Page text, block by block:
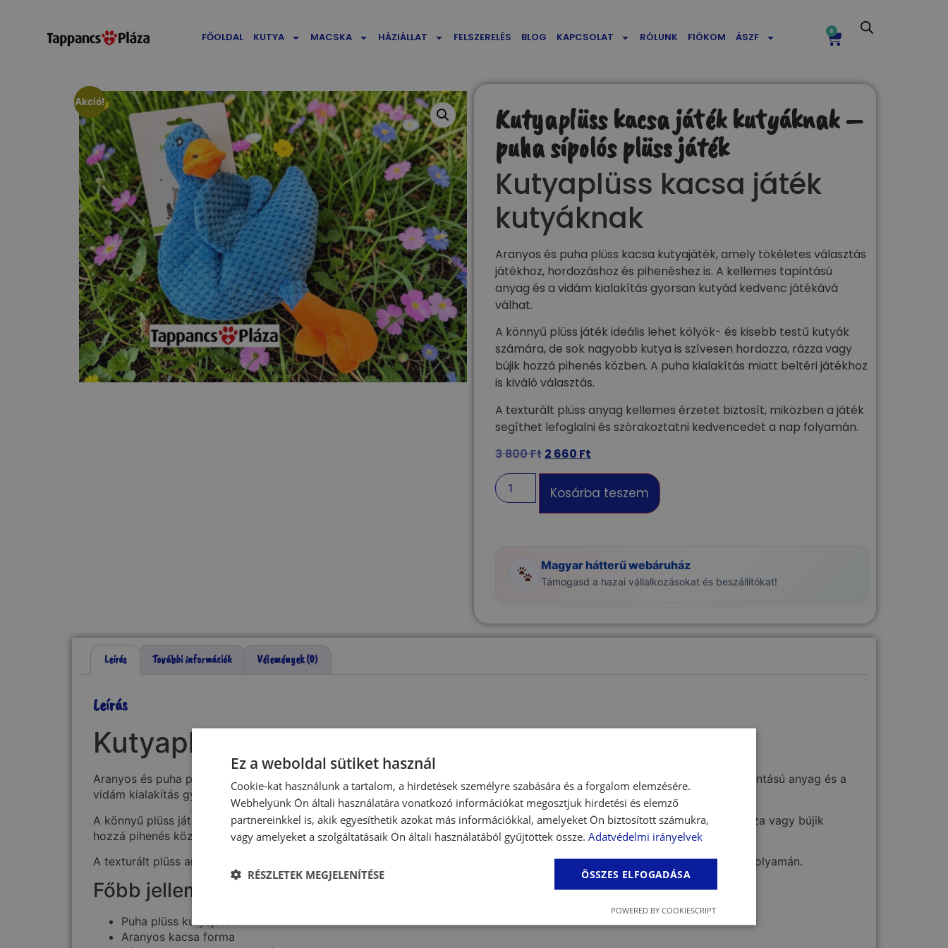
FŐOLDAL KUTYA MACSKA HÁZIÁLLAT FELSZERELÉS BLOG KAPCSOLAT RÓLUNK FIÓKOM ÁSZF 0
Akció!
Kutyaplüss kacsa játék kutyáknak –
puha sípolós plüss játék
Kutyaplüss kacsa játék
kutyáknak
Aranyos és puha plüss kacsa kutyajáték, amely tökéletes választás
játékhoz, hordozáshoz és pihenéshez is. A kellemes tapintású
anyag és a vidám kialakítás gyorsan kutyád kedvenc játékává
válhat.
A könnyű plüss játék ideális lehet kölyök- és kisebb testű kutyák
számára, de sok nagyobb kutya is szívesen hordozza, rázza vagy
bújik hozzá pihenés közben. A puha kialakítás miatt beltéri játékhoz
is kiváló választás.
A texturált plüss anyag kellemes érzetet biztosít, miközben a játék
segíthet lefoglalni és szórakoztatni kedvencedet a nap folyamán.
3 800Ft 2 660 Ft
Kosárba teszem
Magyar hátterű webáruház
Támogasd a hazai vállalkozásokat és beszállítókat!
Leírás További információk Vélemények (0)
Leírás
Kutyaplüss kacsa játék kutyáknak
Aranyos és puha plüss kacsa kutyajáték, amely tökéletes választás játékhoz, hordozáshoz és pihenéshez is. A kellemes tapintású anyag és a
vidám kialakítás gyorsan kutyád kedvenc játékává válhat.
A könnyű plüss játék ideális lehet kölyök- és kisebb testű kutyák számára, de sok nagyobb kutya is szívesen hordozza, rázza vagy bújik
hozzá pihenés közben. A puha kialakítás miatt beltéri játékhoz is kiváló választás.
A texturált plüss anyag kellemes érzetet biztosít, miközben a játék segíthet lefoglalni és szórakoztatni kedvencedet a nap folyamán.
Főbb jellemzők:
Puha plüss kutyajáték
Aranyos kacsa forma
Ez a weboldal sütiket használ
Cookie-kat használunk a tartalom, a hirdetések személyre szabására és a forgalom elemzésére.
Webhelyünk Ön általi használatára vonatkozó információkat megosztjuk hirdetési és elemző
partnereinkkel is, akik egyesíthetik azokat más információkkal, amelyeket Ön biztosított számukra,
vagy amelyeket a szolgáltatásaik Ön általi használatából gyűjtöttek össze. Adatvédelmi irányelvek
ÖSSZES ELFOGADÁSA
RÉSZLETEK MEGJELENÍTÉSE
POWERED BY COOKIESCRIPT